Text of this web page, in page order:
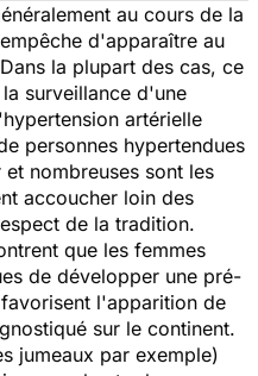
au cours de la
d'apparaître au
la plupart des cas, ce
surveillance d'une
artérielle
personnes hypertendues
nombreuses sont les
accoucher loin des
de la tradition.
que les femmes
de développer une pré-
l'apparition de
sur le continent.
jumeaux par exemple)